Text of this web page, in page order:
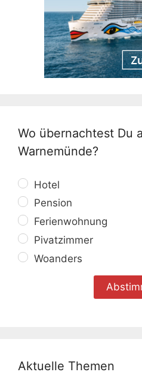
Wo übernachtest Du
Warnemünde?
Hotel
Pension
Ferienwohnung
Pivatzimmer
Woanders
Aktuelle Themen